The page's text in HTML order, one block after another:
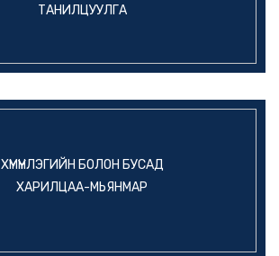
ТАНИЛЦУУЛГА
ХҮМҮҮНЛЭГИЙН БОЛОН БУСАД
ХАРИЛЦАА-МЬЯНМАР